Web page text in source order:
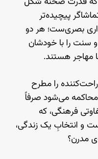
پیچیده‌تر
بصری‌ست؛ هر دو
و سنت را با خودشان
مهاجر هستند.
را مطرح
محاکمه می‌شود صرفاً
فرهنگی، که
و انتخابِ یک زندگی،
مدرن؟